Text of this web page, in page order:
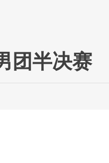
团半决赛